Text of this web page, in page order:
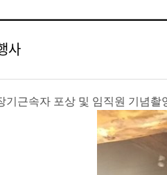
사
기근속자 포상 및 임직원 기념촬